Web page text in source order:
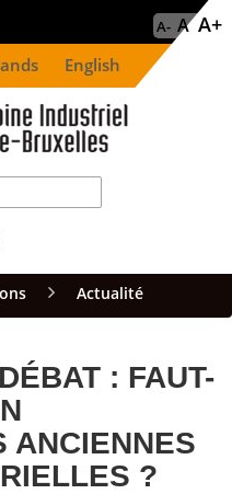
A- A A+
English
Actualité
: FAUT-
ANCIENNES
?